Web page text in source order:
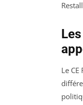
Le